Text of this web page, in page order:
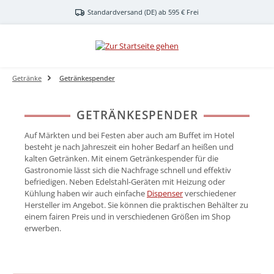
Zum Hauptinhalt springenStandardversand (DE) ab 595 € Frei
Getränke Getränkespender
GETRÄNKESPENDER
Auf Märkten und bei Festen aber auch am Buffet im Hotel
besteht je nach Jahreszeit ein hoher Bedarf an heißen und
kalten Getränken. Mit einem Getränkespender für die
Gastronomie lässt sich die Nachfrage schnell und effektiv
befriedigen. Neben Edelstahl-Geräten mit Heizung oder
Kühlung haben wir auch einfache Dispenserverschiedener
Hersteller im Angebot. Sie können die praktischen Behälter zu
einem fairen Preis und in verschiedenen Größen im Shop
erwerben.